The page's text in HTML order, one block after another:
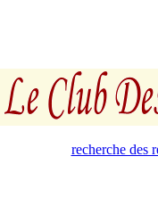
recherche des